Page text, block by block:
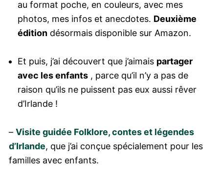
au format poche, en couleurs, avec mes
photos, mes infos et anecdotes. Deuxième
édition désormais disponible sur Amazon.
Et puis, j’ai découvert que j’aimais partager
avec les enfants , parce qu’il n’y a pas de
raison qu’ils ne puissent pas eux aussi rêver
d’Irlande !
– Visite guidée Folklore, contes et légendes
d’Irlande, que j’ai conçue spécialement pour les
familles avec enfants.